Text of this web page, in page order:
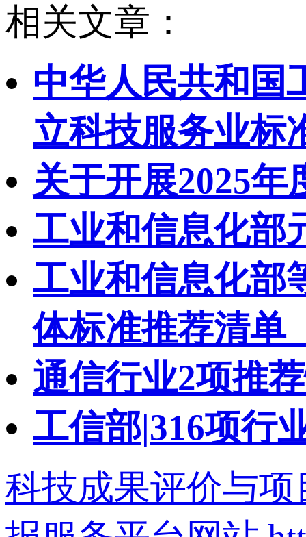
相关文章：
中华人民共和国
立科技服务业标
关于开展2025
工业和信息化部
工业和信息化部
体标准推荐清单
通信行业2项推
工信部|316项行
科技成果评价与